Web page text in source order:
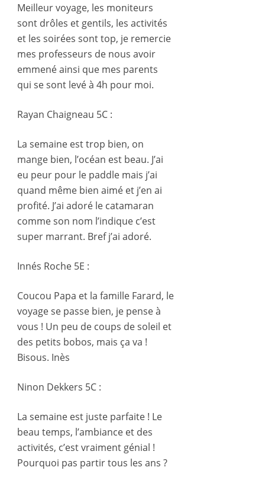
Meilleur voyage, les moniteurs
sont drôles et gentils, les activités
et les soirées sont top, je remercie
mes professeurs de nous avoir
emmené ainsi que mes parents
qui se sont levé à 4h pour moi.
Rayan Chaigneau 5C :
La semaine est trop bien, on
mange bien, l’océan est beau. J’ai
eu peur pour le paddle mais j’ai
quand même bien aimé et j’en ai
profité. J’ai adoré le catamaran
comme son nom l’indique c’est
super marrant. Bref j’ai adoré.
Innés Roche 5E :
Coucou Papa et la famille Farard, le
voyage se passe bien, je pense à
vous ! Un peu de coups de soleil et
des petits bobos, mais ça va !
Bisous. Inès
Ninon Dekkers 5C :
La semaine est juste parfaite ! Le
beau temps, l’ambiance et des
activités, c’est vraiment génial !
Pourquoi pas partir tous les ans ?